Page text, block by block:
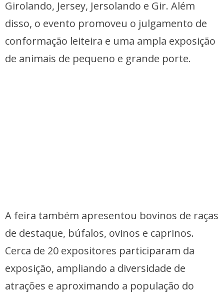
Girolando, Jersey, Jersolando e Gir. Além
disso, o evento promoveu o julgamento de
conformação leiteira e uma ampla exposição
de animais de pequeno e grande porte.
A feira também apresentou bovinos de raças
de destaque, búfalos, ovinos e caprinos.
Cerca de 20 expositores participaram da
exposição, ampliando a diversidade de
atrações e aproximando a população do